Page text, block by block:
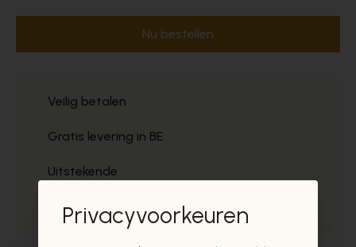
Nu bestellen
Veilig betalen
Gratis levering in BE
Uitstekende
Gratis ophaal
Privacyvoorkeuren